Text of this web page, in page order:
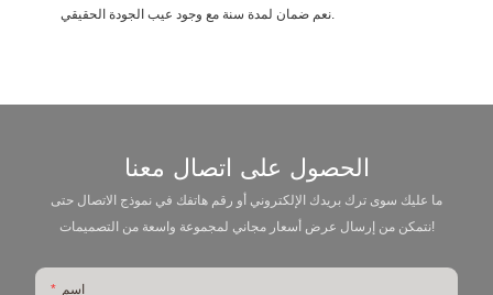
نعم ضمان لمدة سنة مع وجود عيب الجودة الحقيقي.
الحصول على اتصال معنا
ما عليك سوى ترك بريدك الإلكتروني أو رقم هاتفك في نموذج الاتصال حتى
نتمكن من إرسال عرض أسعار مجاني لمجموعة واسعة من التصميمات!
اسم